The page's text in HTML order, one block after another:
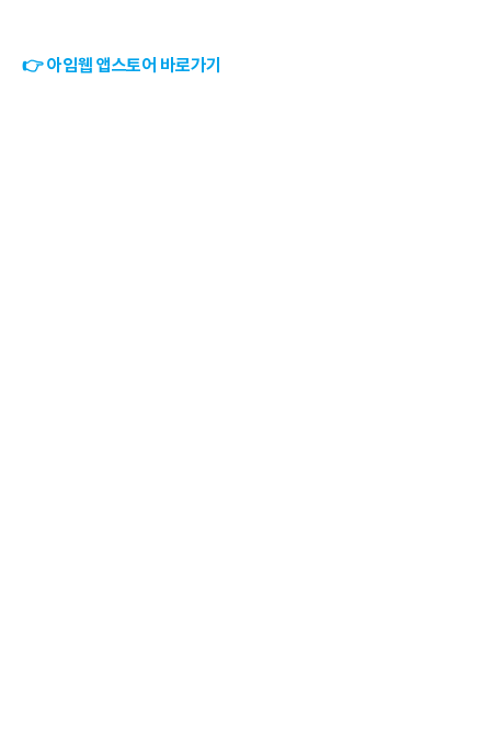
👉 아임웹 앱스토어 바로가기